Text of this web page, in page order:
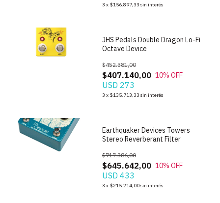
3 x $156.897,33 sin interés
JHS Pedals Double Dragon Lo-Fi
Octave Device
$407.140,00
$452.381,00
10% OFF
USD 273
3 x $135.713,33 sin interés
Earthquaker Devices Towers
Stereo Reverberant Filter
$645.642,00
$717.386,00
10% OFF
USD 433
3 x $215.214,00sin interés